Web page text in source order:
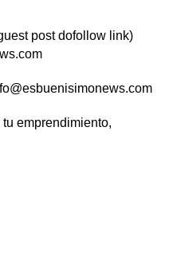
post dofollow link)
emprendimiento,